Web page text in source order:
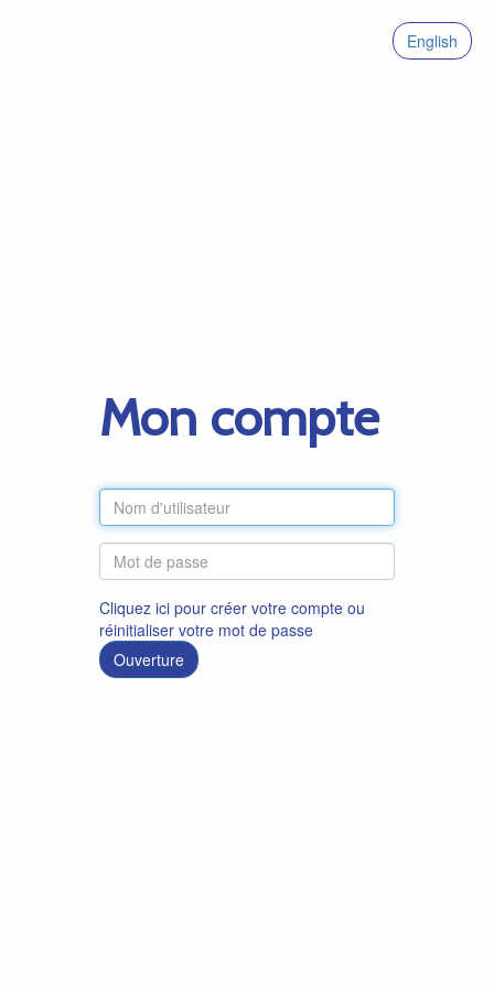
English
Mon compte
Cliquez ici pour créer votre compte ou
réinitialiser votre mot de passe